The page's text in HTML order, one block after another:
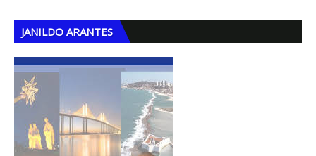
JANILDO ARANTES